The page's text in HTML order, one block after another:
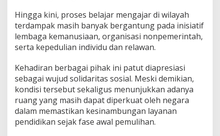
Hingga kini, proses belajar mengajar di wilayah
terdampak masih banyak bergantung pada inisiatif
lembaga kemanusiaan, organisasi nonpemerintah,
serta kepedulian individu dan relawan.
Kehadiran berbagai pihak ini patut diapresiasi
sebagai wujud solidaritas sosial. Meski demikian,
kondisi tersebut sekaligus menunjukkan adanya
ruang yang masih dapat diperkuat oleh negara
dalam memastikan kesinambungan layanan
pendidikan sejak fase awal pemulihan.